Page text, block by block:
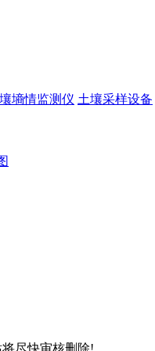
墒情监测仪 土壤采样设备
尽快审核删除!